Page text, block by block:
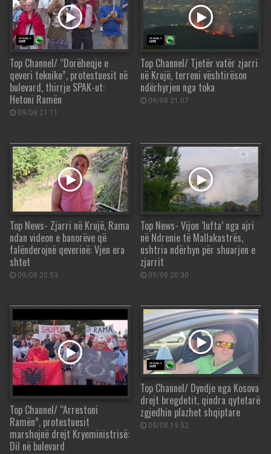
Top Channel/ “Dorëheqje e
qeveri teknike”, protestuesit në
bulevard, thirrje SPAK-ut:
Hetoni Ramën
09/08 21:11
Top Channel/ Tjetër vatër zjarri
në Krujë, terreni vështirëson
ndërhyrjen nga toka
09/08 21:07
Top News- Zjarri në Krujë, Rama
ndan videon e banorëve që
falënderojnë qeverinë: Vjen era
shtet
09/08 20:53
Top News- Vijon ‘lufta’ nga ajri
në Ndrenie të Mallakastrës,
ushtria ndërhyn për shuarjen e
zjarrit
09/08 20:30
Top Channel/ “Arrestoni
Ramën”, protestuesit
marshojnë drejt Kryeministrisë:
Dil në bulevard
Top Channel/ Dyndje nga Kosova
drejt bregdetit, qindra qytetarë
zgjedhin plazhet shqiptare
09/08 19:52